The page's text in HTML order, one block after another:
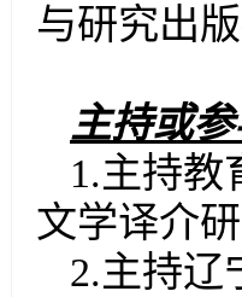
与研究出版
主持或
1.主持教
文学译介
2.主持辽